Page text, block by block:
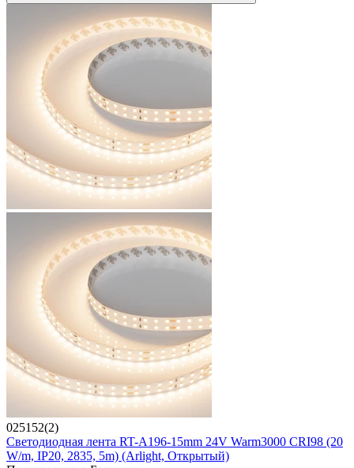
025152(2)
Светодиодная лента RT-A196-15mm 24V Warm3000 CRI98 (20
W/m, IP20, 2835, 5m) (Arlight, Открытый)